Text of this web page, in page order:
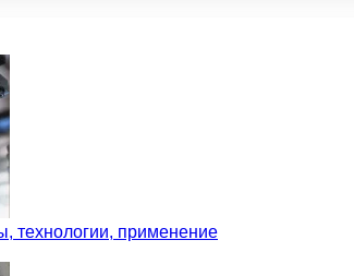
технологии, применение